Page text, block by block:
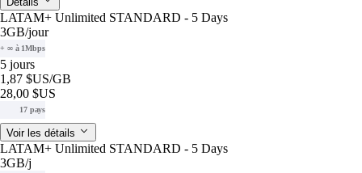
LATAM+ Unlimited STANDARD - 5 Days
3GB/jour
+ ∞ à 1Mbps
5 jours
1,87 $US/GB
28,00 $US
17 pays
Voir les détails
LATAM+ Unlimited STANDARD - 5 Days
3GB/j